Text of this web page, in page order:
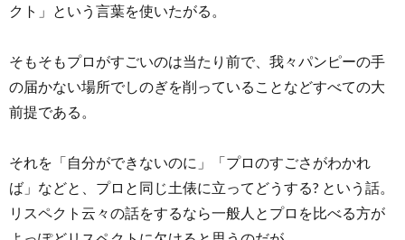
クト」という言葉を使いたがる。
そもそもプロがすごいのは当たり前で、我々パンピーの手
の届かない場所でしのぎを削っていることなどすべての大
前提である。
それを「自分ができないのに」「プロのすごさがわかれ
ば」などと、プロと同じ土俵に立ってどうする? という話。
リスペクト云々の話をするなら一般人とプロを比べる方が